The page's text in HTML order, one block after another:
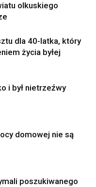
olkuskiego
dla 40-latka, który
życia byłej
i był nietrzeźwy
domowej nie są
poszukiwanego